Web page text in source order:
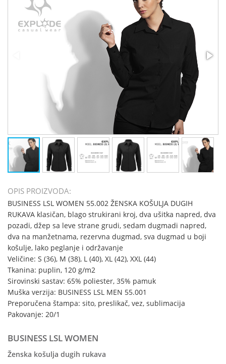
OPIS PROIZVODA:
BUSINESS LSL WOMEN 55.002 ŽENSKA KOŠULJA DUGIH
RUKAVA klasičan, blago strukirani kroj, dva ušitka napred, dva
pozadi, džep sa leve strane grudi, sedam dugmadi napred,
dva na manžetnama, rezervna dugmad, sva dugmad u boji
košulje, lako peglanje i održavanje
Veličine: S (36), M (38), L (40), XL (42), XXL (44)
Tkanina: puplin, 120 g/m2
Sirovinski sastav: 65% poliester, 35% pamuk
Muška verzija: BUSINESS LSL MEN 55.001
Preporučena štampa: sito, preslikač, vez, sublimacija
Pakovanje: 20/1
BUSINESS LSL WOMEN
Ženska košulja dugih rukava